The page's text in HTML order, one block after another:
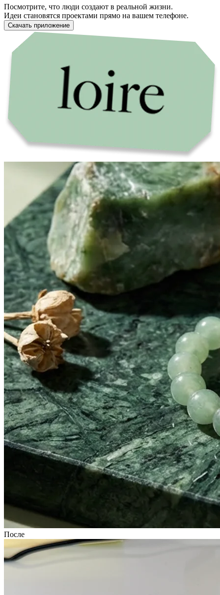
Посмотрите, что люди создают в реальной жизни.
Идеи становятся проектами прямо на вашем телефоне.
Скачать приложение
После